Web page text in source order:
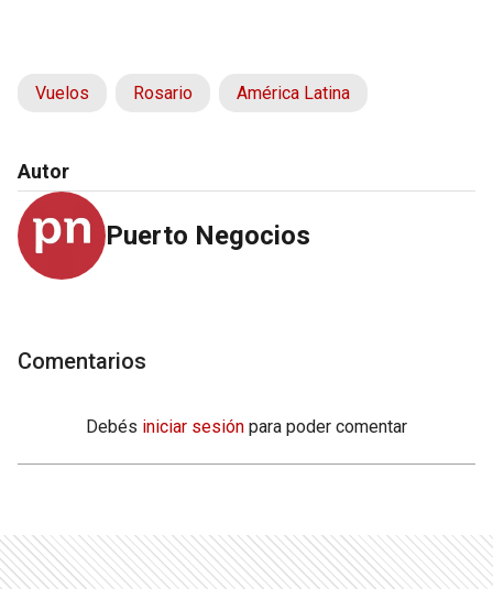
Vuelos Rosario América Latina
Autor
Puerto Negocios
Comentarios
Debés iniciar sesión para poder comentar